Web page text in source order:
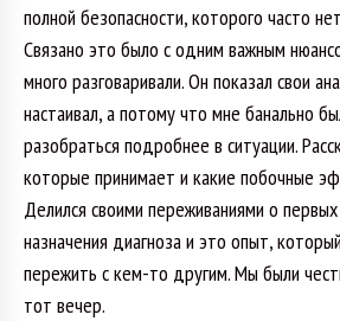
полной безопасности, которого часто
Связано это было с одним важным
много разговаривали. Он показал свои
настаивал, а потому что мне банально
разобраться подробнее в ситуации.
которые принимает и какие побочные
Делился своими переживаниями о
назначения диагноза и это опыт,
пережить с кем-то другим. Мы были
тот вечер.